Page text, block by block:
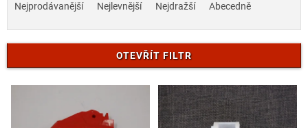
e
í
Nejprodávanější Nejlevnější Nejdražší Abecedně
OTEVŘÍT FILTR
V